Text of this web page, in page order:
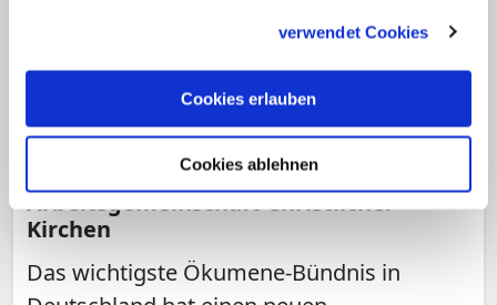
verwendet Cookies
Cookies erlauben
Cookies ablehnen
Freiburger Weihbischof in den Vorstand
gewählt
Anglikanischer Priester führt
Arbeitsgemeinschaft Christlicher
Kirchen
Das wichtigste Ökumene-Bündnis in